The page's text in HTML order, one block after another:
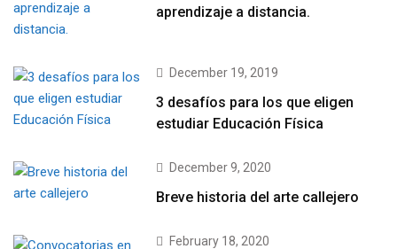
aprendizaje a distancia.
December 19, 2019
3 desafíos para los que eligen
estudiar Educación Física
December 9, 2020
Breve historia del arte callejero
February 18, 2020